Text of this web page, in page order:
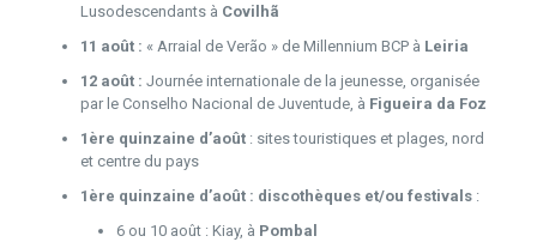
Lusodescendants à Covilhã
11 août : « Arraial de Verão » de Millennium BCP à Leiria
12 août : Journée internationale de la jeunesse, organisée
par le Conselho Nacional de Juventude, à Figueira da Foz
1ère quinzaine d’août: sites touristiques et plages, nord
et centre du pays
1ère quinzaine d’août : discothèques et/ou festivals:
6 ou 10 août : Kiay, à Pombal